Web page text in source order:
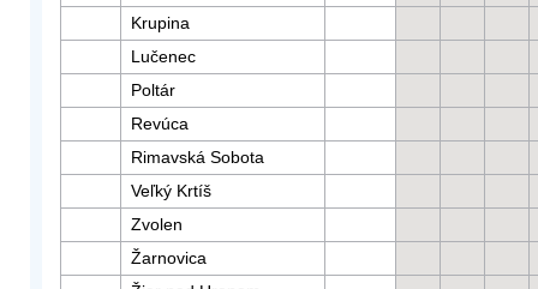
Krupina
Lučenec
Poltár
Revúca
Rimavská Sobota
Veľký Krtíš
Zvolen
Žarnovica